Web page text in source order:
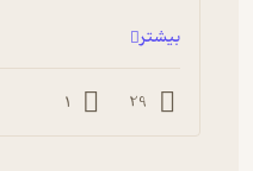
بیشتر
29
1